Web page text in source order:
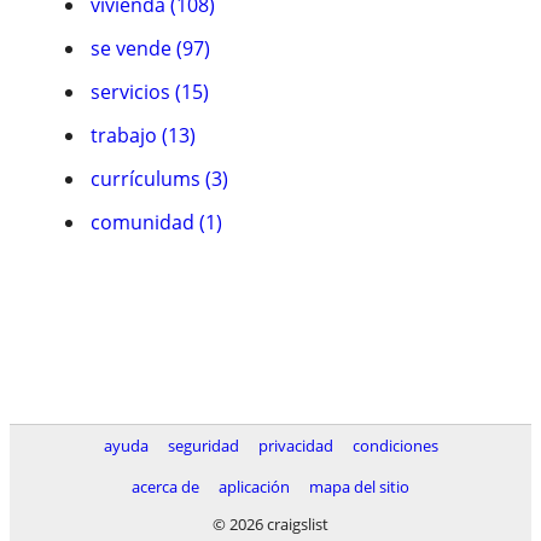
se vende (97)
servicios (15)
trabajo (13)
currículums (3)
comunidad (1)
ayuda seguridad privacidad
condiciones
acerca de
aplicación
mapa del sitio
© 2026 craigslist